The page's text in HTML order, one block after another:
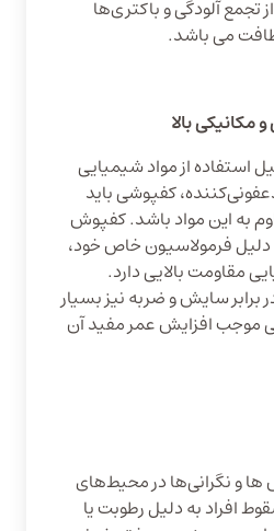
تجمع آلودگی و باکتری‌ها
می باشد.
بالا
استفاده از مواد شیمیایی
کفپوشی باید
به این مواد باشد. کفپوش
دلیل فرمولاسیون خاص خود،
مقاومت بالایی دارد.
سایش و ضربه نیز بسیار
موجب افزایش عمر مفید آن
ها و نگرانی‌ها در محیط‌های
افراد به دلیل رطوبت یا